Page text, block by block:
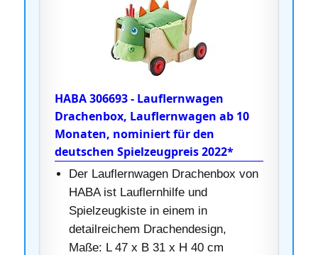
HABA 306693 - Lauflernwagen
Drachenbox, Lauflernwagen ab 10
Monaten, nominiert für den
deutschen Spielzeugpreis 2022*
Der Lauflernwagen Drachenbox von
HABA ist Lauflernhilfe und
Spielzeugkiste in einem in
detailreichem Drachendesign,
Maße: L 47 x B 31 x H 40 cm